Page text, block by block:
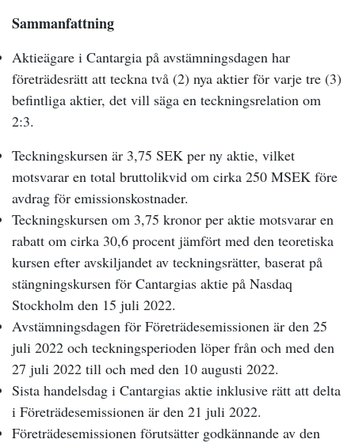
Sammanfattning
Aktieägare i Cantargia på avstämningsdagen har
företrädesrätt att teckna två (2) nya aktier för varje tre (3)
befintliga aktier, det vill säga en teckningsrelation om
2:3.
Teckningskursen är 3,75 SEK per ny aktie, vilket
motsvarar en total bruttolikvid om cirka 250 MSEK före
avdrag för emissionskostnader.
Teckningskursen om 3,75 kronor per aktie motsvarar en
rabatt om cirka 30,6 procent jämfört med den teoretiska
kursen efter avskiljandet av teckningsrätter, baserat på
stängningskursen för Cantargias aktie på Nasdaq
Stockholm den 15 juli 2022.
Avstämningsdagen för Företrädesemissionen är den 25
juli 2022 och teckningsperioden löper från och med den
27 juli 2022 till och med den 10 augusti 2022.
Sista handelsdag i Cantargias aktie inklusive rätt att delta
i Företrädesemissionen är den 21 juli 2022.
Företrädesemissionen förutsätter godkännande av den